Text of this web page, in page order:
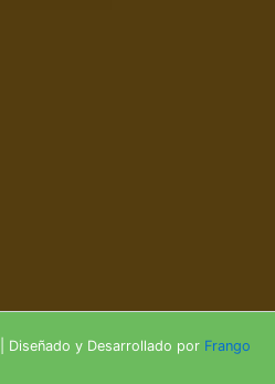
y Desarrollado por Frango